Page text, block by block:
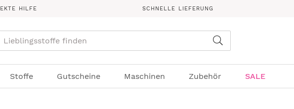
HILFE SCHNELLE LIEFERUNG
Stoffe Gutscheine Maschinen Zubehör SALE